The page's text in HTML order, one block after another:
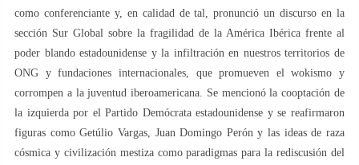
como conferenciante y, en calidad de tal, pronunció un discurso en la
sección Sur Global sobre la fragilidad de la América Ibérica frente al
poder blando estadounidense y la infiltración en nuestros territorios de
ONG y fundaciones internacionales, que promueven el wokismo y
corrompen a la juventud iberoamericana. Se mencionó la cooptación de
la izquierda por el Partido Demócrata estadounidense y se reafirmaron
figuras como Getúlio Vargas, Juan Domingo Perón y las ideas de raza
cósmica y civilización mestiza como paradigmas para la rediscusión del